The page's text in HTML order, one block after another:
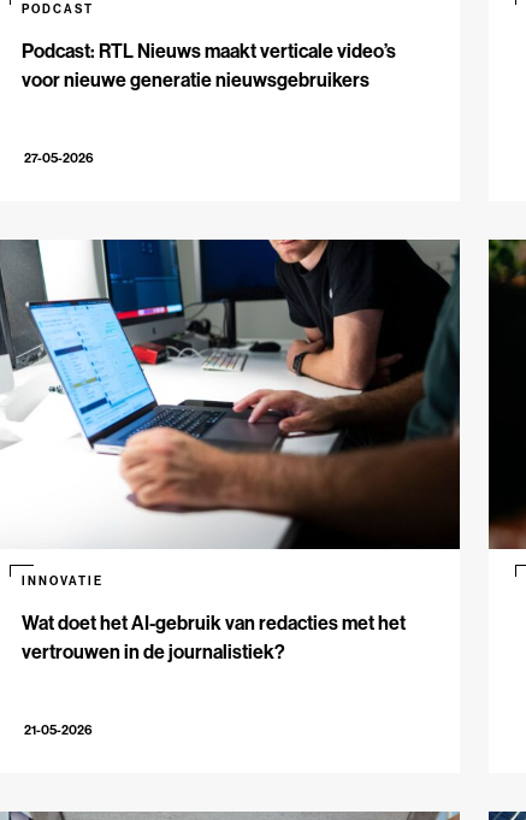
Podcast: RTL Nieuws maakt verticale video’s
voor nieuwe generatie nieuwsgebruikers
PODCAST
27-05-2026
Wat doet het AI-gebruik van redacties met het
vertrouwen in de journalistiek?
INNOVATIE
21-05-2026